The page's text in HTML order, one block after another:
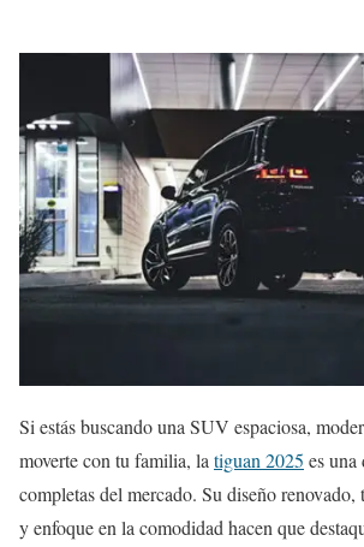
Si estás buscando una SUV espaciosa,
moverte con tu familia, la tiguan 2025 es una
completas del mercado. Su diseño renovado,
y enfoque en la comodidad hacen que